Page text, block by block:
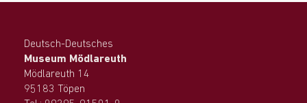
Deutsch-Deutsches
Museum Mödlareuth
Mödlareuth 14
95183 Töpen